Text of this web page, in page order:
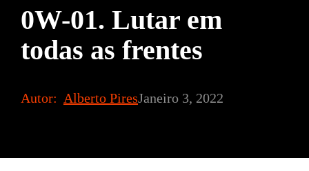
0W-01. Lutar em
todas as frentes
Autor: Alberto PiresJaneiro 3, 2022